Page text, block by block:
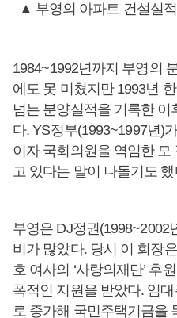
▲ 부영의 아파트 건설실
1984~1992년까지 부영의
에도 못 미쳤지만 1993년
넘는 분양실적을 기록한
다. YS정부(1993~1997년)
이자 국회의원을 역임한
고 있다는 말이 나돌기도 했
부영은 DJ정권(1998~2002
비가 많았다. 당시 이 회장
호 여사의 ‘사랑의재단’ 후
폭적인 지원을 받았다. 임
로 증가해 국민주택기금을